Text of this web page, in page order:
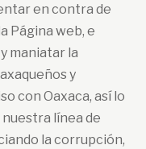
en contra de
Página web, e
maniatar la
y
con Oaxaca, así lo
línea de
la corrupción,